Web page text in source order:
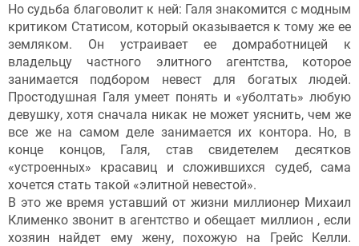
Но судьба благоволит к ней: Галя знакомится с модным
критиком Статисом, который оказывается к тому же ее
земляком. Он устраивает ее домработницей к
владельцу частного элитного агентства, которое
занимается подбором невест для богатых людей.
Простодушная Галя умеет понять и «уболтать» любую
девушку, хотя сначала никак не может уяснить, чем же
все же на самом деле занимается их контора. Но, в
конце концов, Галя, став свидетелем десятков
«устроенных» красавиц и сложившихся судеб, сама
хочется стать такой «элитной невестой».
В это же время уставший от жизни миллионер Михаил
Клименко звонит в агентство и обещает миллион , если
хозяин найдет ему жену, похожую на Грейс Келли.